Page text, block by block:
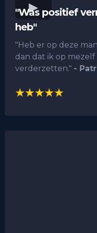
"Was positief
heb"
"Heb er op deze
dan dat ik op
verderzetten." -